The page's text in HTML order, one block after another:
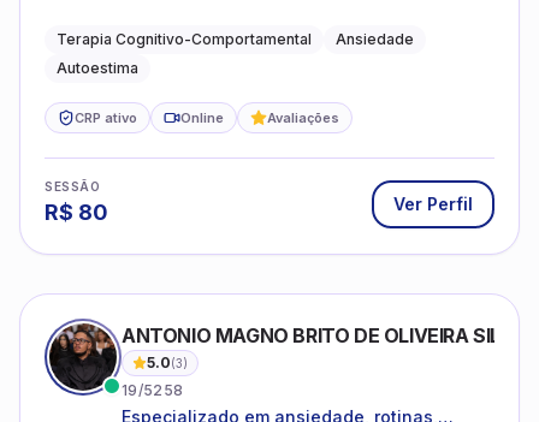
o cotidiano
Terapia Cognitivo-Comportamental
Ansiedade
Autoestima
CRP ativo Online Avaliações
SESSÃO
R$ 80 Ver Perfil
ANTONIO MAGNO BRITO DE OLIVEIRA SILVA
5.0(3)
19/5258
Especializado em ansiedade, rotinas,